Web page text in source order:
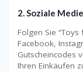
2. Soziale
Folgen Sie
Facebook,
Gutscheincodes
Ihren Einkäufen